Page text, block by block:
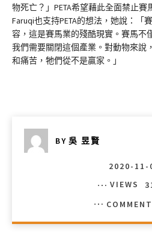
物死亡？」PETA希望藉此全面禁止
Faruqi也支持PETA的想法，她說：「
容，這是賽馬業的殘酷現實。賽馬不
我們需要關閉這個產業。對動物來說
和痛苦，牠們從不是贏家。」
BY 吳 昱賢
2020-11-
VIEWS